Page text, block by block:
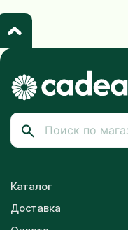
Каталог
Доставка